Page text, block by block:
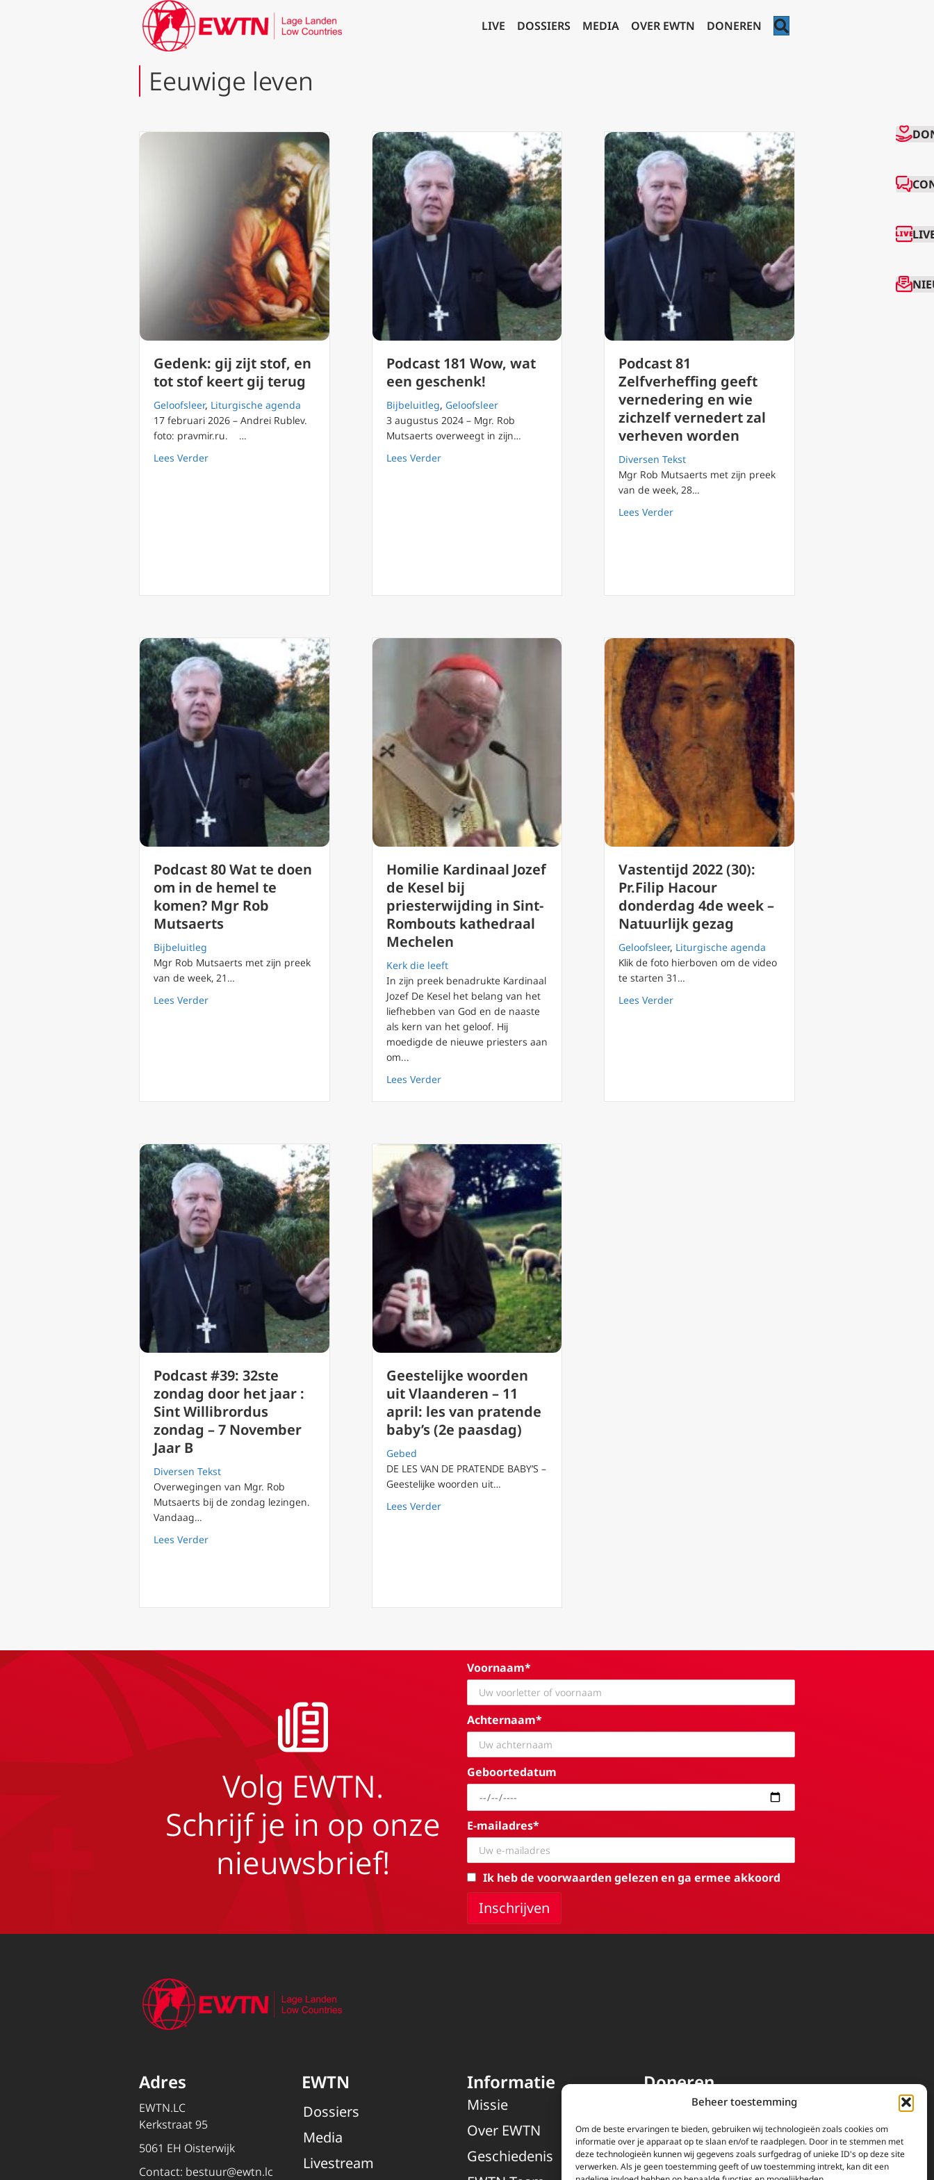
Beheer toestemming
Om de beste ervaringen te bieden, gebruiken wij technologieën zoals cookies om
informatie over je apparaat op te slaan en/of te raadplegen. Door in te stemmen met
deze technologieën kunnen wij gegevens zoals surfgedrag of unieke ID's op deze site
verwerken. Als je geen toestemming geeft of uw toestemming intrekt, kan dit een
LIVE DOSSIERS MEDIA OVER EWTN DONEREN
Eeuwige leven
Gedenk: gij zijt stof, en
tot stof keert gij terug
Geloofsleer, Liturgische agenda
17 februari 2026 – Andrei Rublev.
foto: pravmir.ru. …
Lees Verderabout Gedenk: gij zijt stof, en tot stof keert gij terug
Podcast 181 Wow, wat
een geschenk!
Bijbeluitleg, Geloofsleer
3 augustus 2024 – Mgr. Rob
Mutsaerts overweegt in zijn…
Lees Verderabout Podcast 181 Wow, wat een geschenk!
Podcast 81
Zelfverheffing geeft
vernedering en wie
zichzelf vernedert zal
verheven worden
Diversen Tekst
Mgr Rob Mutsaerts met zijn preek
van de week, 28…
Lees Verderabout Podcast 81 Zelfverheffing geeft vernedering en
Podcast 80 Wat te doen
om in de hemel te
komen? Mgr Rob
Mutsaerts
Bijbeluitleg
Mgr Rob Mutsaerts met zijn preek
van de week, 21…
Lees Verderabout Podcast 80 Wat te doen om in de hemel te komen? Mgr Rob Mutsaerts
Homilie Kardinaal Jozef
de Kesel bij
priesterwijding in Sint-
Rombouts kathedraal
Mechelen
Kerk die leeft
In zijn preek benadrukte Kardinaal
Jozef De Kesel het belang van het
liefhebben van God en de naaste
als kern van het geloof. Hij
moedigde de nieuwe priesters aan
om...
Lees Verderabout Homilie Kardinaal Jozef de Kesel bij priesterwijding in Sint-Rombouts kathedraal Mechelen
Vastentijd 2022 (30):
Pr.Filip Hacour
donderdag 4de week –
Natuurlijk gezag
Geloofsleer, Liturgische agenda
Klik de foto hierboven om de video
te starten 31…
Lees Verderabout Vastentijd 2022 (30): Pr.Filip Hacour donderdag
Podcast #39: 32ste
zondag door het jaar :
Sint Willibrordus
zondag – 7 November
Jaar B
Diversen Tekst
Overwegingen van Mgr. Rob
Mutsaerts bij de zondag lezingen.
Vandaag…
Lees Verderabout Podcast #39: 32ste zondag door het jaar : Sint Willibrordus zondag – 7 November Jaar B
Geestelijke woorden
uit Vlaanderen – 11
april: les van pratende
baby’s (2e paasdag)
Gebed
DE LES VAN DE PRATENDE BABY’S –
Geestelijke woorden uit…
Lees Verderabout Geestelijke woorden uit Vlaanderen – 11 april: les van pratende baby’s (2e paasdag)
Volg EWTN.
Schrijf je in op onze
nieuwsbrief!
Voornaam*
Achternaam*
Geboortedatum
E-mailadres*
Ik heb de voorwaarden gelezen en ga ermee akkoord
Adres
EWTN.LC
Kerkstraat 95
5061 EH Oisterwijk
Contact: bestuur@ewtn.lc
EWTN
Dossiers
Media
Livestream
Informatie
Missie
Over EWTN
Geschiedenis
Doneren
EWTN wordt uitsluitend
gefinancierd door uw donaties.
Wij ontvangen bewust geen
advertentie-inkomsten of